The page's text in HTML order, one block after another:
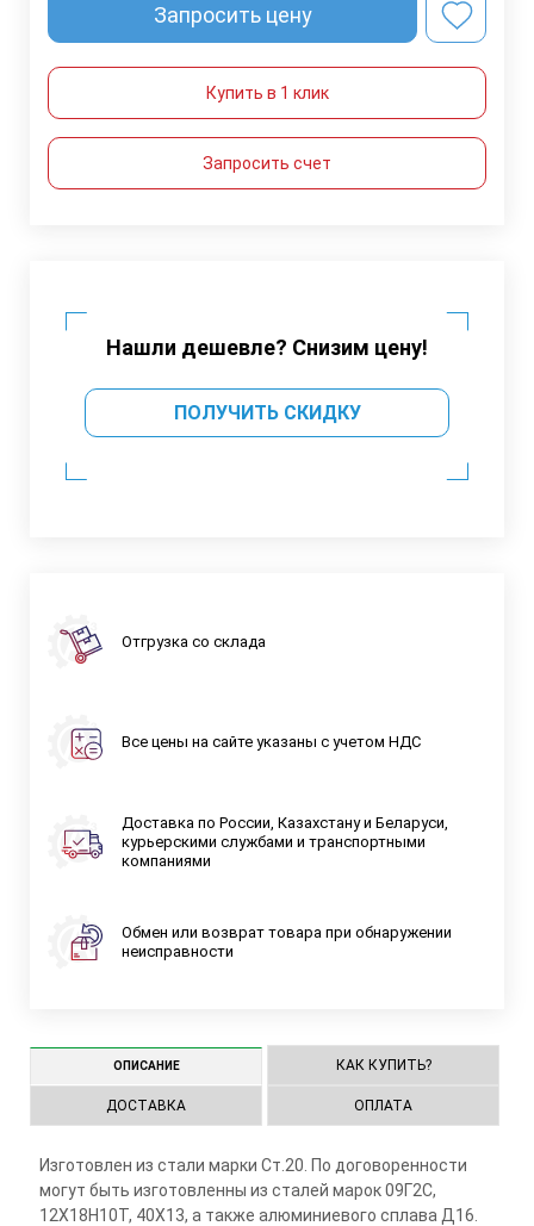
Запросить цену
Купить в 1 клик
Запросить счет
Нашли дешевле? Снизим цену!
ПОЛУЧИТЬ СКИДКУ
Отгрузка со склада
Все цены на сайте указаны с учетом НДС
Доставка по России, Казахстану и Беларуси,
курьерскими службами и транспортными
компаниями
Обмен или возврат товара при обнаружении
неисправности
ОПИСАНИЕ КАК КУПИТЬ?
ДОСТАВКА ОПЛАТА
Изготовлен из стали марки Ст.20. По договоренности
могут быть изготовленны из сталей марок 09Г2С,
12Х18Н10Т, 40Х13, а также алюминиевого сплава Д16.